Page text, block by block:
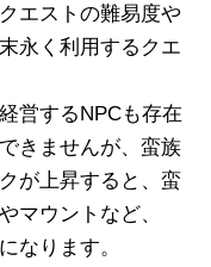
エストの難易度や
永く利用するクエ
営するNPCも存在
きませんが、蛮族
が上昇すると、蛮
マウントなど、
なります。